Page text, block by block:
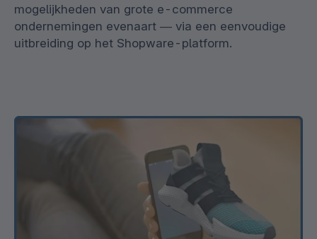
mogelijkheden van grote e-commerce
ondernemingen evenaart — via een eenvoudige
uitbreiding op het Shopware-platform.